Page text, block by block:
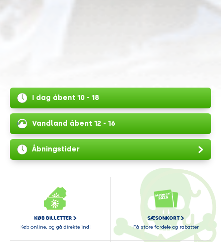
I dag åbent 10 - 18
Vandland åbent 12 - 16
Åbningstider
KØB BILLETTER
Køb online, og gå direkte ind!
SÆSONKORT
Få store fordele og rabatter